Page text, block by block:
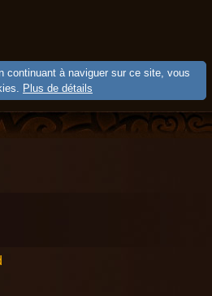
continuant à naviguer sur ce site, vous
Plus de détails